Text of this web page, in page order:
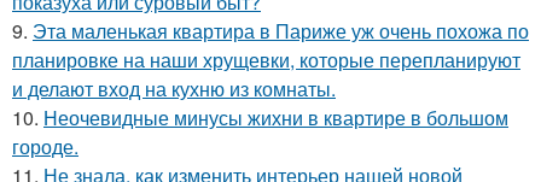
9. Эта маленькая квартира в Париже уж очень похожа по
планировке на наши хрущевки, которые перепланируют
и делают вход на кухню из комнаты.
10. Неочевидные минусы жихни в квартире в большом
городе.
11. Не знала, как изменить интерьер нашей новой